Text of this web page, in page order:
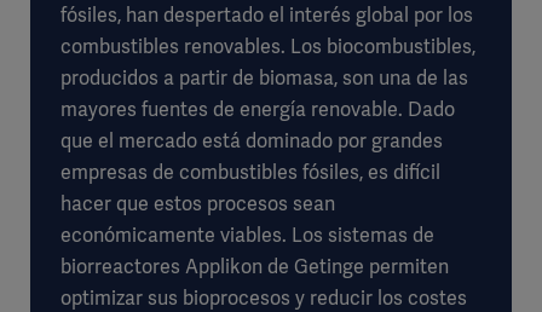
fósiles, han despertado el interés global por los
combustibles renovables. Los biocombustibles,
producidos a partir de biomasa, son una de las
mayores fuentes de energía renovable. Dado
que el mercado está dominado por grandes
empresas de combustibles fósiles, es difícil
hacer que estos procesos sean
económicamente viables. Los sistemas de
biorreactores Applikon de Getinge permiten
optimizar sus bioprocesos y reducir los costes